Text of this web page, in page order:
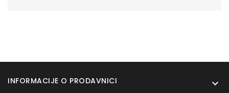
INFORMACIJE O PRODAVNICI 